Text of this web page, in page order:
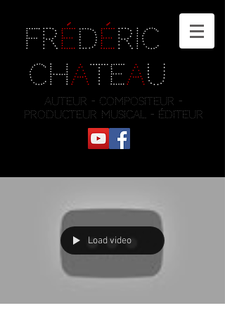
Frédéric
Chateau
auteur - compositeur -
producteur musical - éditeur
Load video